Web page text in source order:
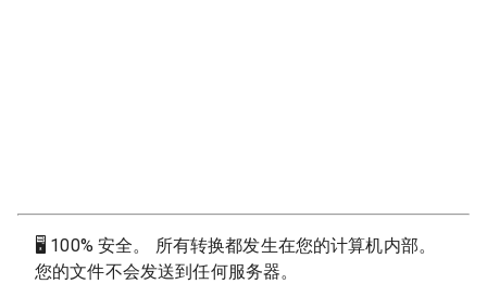
🖥 100% 安全。 所有转换都发生在您的计算机内部。
您的文件不会发送到任何服务器。